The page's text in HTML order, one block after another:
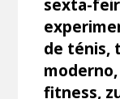
sexta-
de ténis,
fitness,